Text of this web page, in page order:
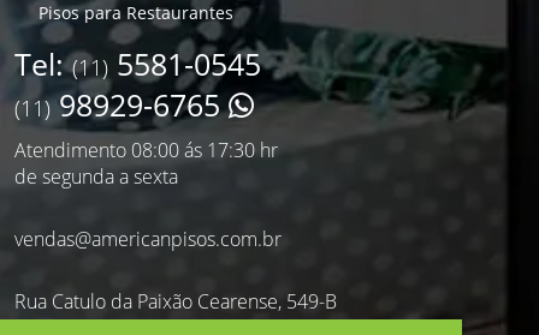
Pisos para Restaurantes
Tel:(11) 5581-0545
(11)98929-6765
Atendimento 08:00 ás 17:30 hr
de segunda a sexta
vendas@americanpisos.com.br
Rua Catulo da Paixão Cearense, 549-B
Saúde - São Paulo - SP